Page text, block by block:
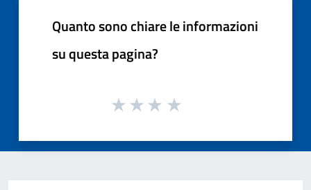
Quanto sono chiare le informazioni
su questa pagina?